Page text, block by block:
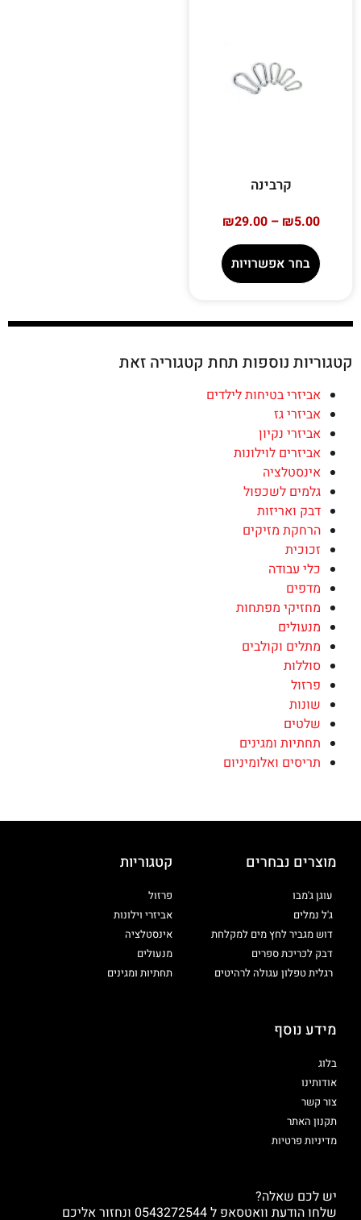
קרבינה
₪5.00
–
₪29.00
בחר אפשרויות
קטגוריות נוספות תחת קטגוריה זאת
אביזרי בטיחות לילדים
אביזרי גז
אביזרי נקיון
אביזרים לוילונות
אינסטלציה
גלמים לשכפול
דבק ואריזות
הרחקת מזיקים
זכוכית
כלי עבודה
מדפים
מחזיקי מפתחות
מנעולים
מתלים וקולבים
סוללות
פרזול
שונות
שלטים
תחתיות ומגינים
תריסים ואלומיניום
מוצרים נבחרים
עוגן ג'מבו
ג'ל נמלים
דוש מגביר לחץ מים למקלחת
דבק לכריכת ספרים
רגלית טפלון עגולה לרהיטים
קטגוריות
פרזול
אביזרי וילונות
אינסטלציה
מנעולים
תחתיות ומגינים
מידע נוסף
בלוג
אודותינו
צור קשר
תקנון האתר
מדיניות פרטיות
יש לכם שאלה?
שלחו הודעת וואטסאפ ל 0543272544 ונחזור אליכם